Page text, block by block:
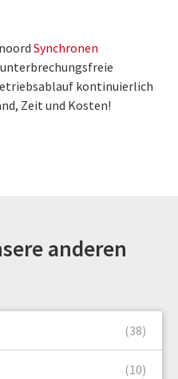
Synchronen
kontinuierlich
Zeit und Kosten!
anderen
(38)
(10)